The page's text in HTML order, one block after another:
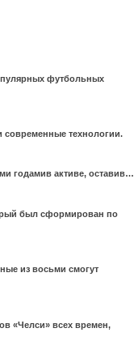
футбольных
современные технологии.
годамив активе, оставив…
был сформирован по
из восьми смогут
«Челси» всех времен,